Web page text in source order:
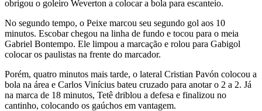
obrigou o goleiro Weverton a colocar a bola para escanteio.
No segundo tempo, o Peixe marcou seu segundo gol aos 10
minutos. Escobar chegou na linha de fundo e tocou para o meia
Gabriel Bontempo. Ele limpou a marcação e rolou para Gabigol
colocar os paulistas na frente do marcador.
Porém, quatro minutos mais tarde, o lateral Cristian Pavón colocou a
bola na área e Carlos Vinícius bateu cruzado para anotar o 2 a 2. Já
na marca de 18 minutos, Tetê driblou a defesa e finalizou no
cantinho, colocando os gaúchos em vantagem.